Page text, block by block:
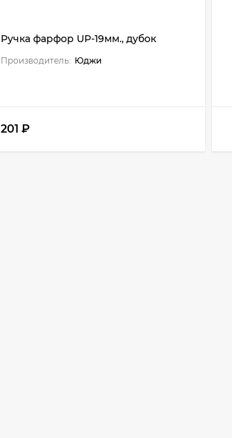
Ручка фарфор UP-19мм., дубок
Производитель: Юджи
201 ₽